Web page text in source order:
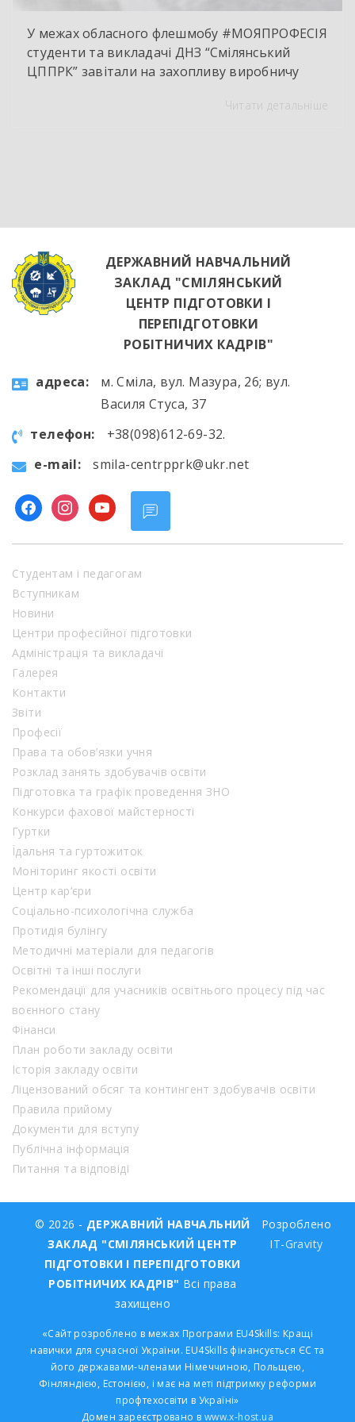
У межах обласного флешмобу #МОЯПРОФЕСІЯ
студенти та викладачі ДНЗ “Смілянський
ЦППРК” завітали на захопливу виробничу
НВК “Лідер”. Світлі кахлі, інноваційне
висококваліфікованих майбутніх фахівцях. […]
Читати детальніше
ДЕРЖАВНИЙ НАВЧАЛЬНИЙ
ЗАКЛАД "СМІЛЯНСЬКИЙ
ЦЕНТР ПІДГОТОВКИ І
ПЕРЕПІДГОТОВКИ
РОБІТНИЧИХ КАДРІВ"
aдресa:
м. Сміла, вул. Мазура, 26; вул.
Василя Стуса, 37
телефон:
+38(098)612-69-32.
e-mail:
smila-centrpprk@ukr.net
facebookinstagram
youtube
Студентам і педагогам
Вступникам
Новини
Центри професійної підготовки
Адміністрація та викладачі
Галерея
Контакти
Звіти
Професії
Права та обов’язки учня
Розклад занять здобувачів освіти
Підготовка та графік проведення ЗНО
Конкурси фахової майстерності
Гуртки
Їдальня та гуртожиток
Моніторинг якості освіти
Центр кар’єри
Соціально-психологічна служба
Протидія булінгу
Методичні матеріали для педагогів
Освітні та інші послуги
Рекомендації для учасників освітнього процесу під час
воєнного стану
Фінанси
План роботи закладу освіти
Історія закладу освіти
Ліцензований обсяг та контингент здобувачів освіти
Правила прийому
Документи для вступу
Публічна інформація
Питання та відповіді
© 2026 - ДЕРЖАВНИЙ НАВЧАЛЬНИЙ
ЗАКЛАД "СМІЛЯНСЬКИЙ ЦЕНТР
ПІДГОТОВКИ І ПЕРЕПІДГОТОВКИ
РОБІТНИЧИХ КАДРІВ" Всі права
захищено
Розроблено
IT-Gravity
«Сайт розроблено в межах Програми EU4Skills: Кращі
навички для сучасної України. EU4Skills фінансується ЄС та
його державами-членами Німеччиною, Польщею,
Фінляндією, Естонією, і має на меті підтримку реформи
профтехосвіти в Україні»
Домен зареєстровано в www.x-host.ua